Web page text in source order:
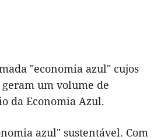
"economia azul" cujos
um volume de
da Economia Azul.
azul" sustentável. Com